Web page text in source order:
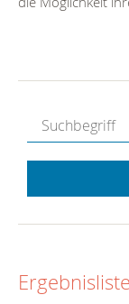
Ergebnisliste